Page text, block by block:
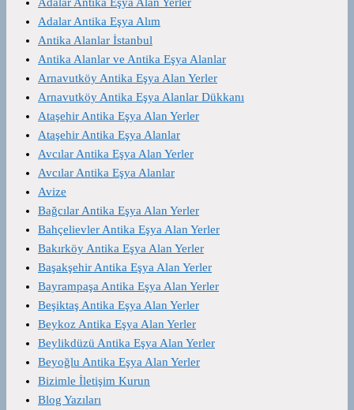
Adalar Antika Eşya Alım
Antika Alanlar İstanbul
Antika Alanlar ve Antika Eşya Alanlar
Arnavutköy Antika Eşya Alan Yerler
Arnavutköy Antika Eşya Alanlar Dükkanı
Ataşehir Antika Eşya Alan Yerler
Ataşehir Antika Eşya Alanlar
Avcılar Antika Eşya Alan Yerler
Avcılar Antika Eşya Alanlar
Avize
Bağcılar Antika Eşya Alan Yerler
Bahçelievler Antika Eşya Alan Yerler
Bakırköy Antika Eşya Alan Yerler
Başakşehir Antika Eşya Alan Yerler
Bayrampaşa Antika Eşya Alan Yerler
Beşiktaş Antika Eşya Alan Yerler
Beykoz Antika Eşya Alan Yerler
Beylikdüzü Antika Eşya Alan Yerler
Beyoğlu Antika Eşya Alan Yerler
Bizimle İletişim Kurun
Blog Yazıları